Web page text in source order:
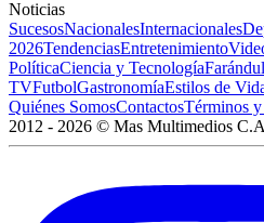
Noticias
SucesosNacionalesInternacionales
2026TendenciasEntretenimiento
PolíticaCiencia y Tecnología
TVFutbolGastronomíaEstilos de
Quiénes SomosContactosTérminos
2012 - 2026 © Mas Multimedios